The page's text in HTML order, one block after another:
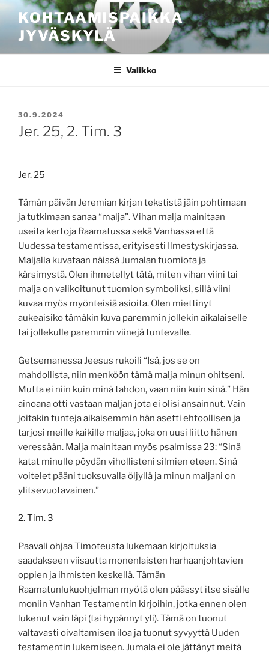
sisältöönKOHTAAMISPAIKKA
JYVÄSKYLÄ
Valikko
JULKAISTU
30.9.2024
Jer. 25, 2. Tim. 3
Jer. 25
Tämän päivän Jeremian kirjan tekstistä jäin pohtimaan
ja tutkimaan sanaa “malja”. Vihan malja mainitaan
useita kertoja Raamatussa sekä Vanhassa että
Uudessa testamentissa, erityisesti Ilmestyskirjassa.
Maljalla kuvataan näissä Jumalan tuomiota ja
kärsimystä. Olen ihmetellyt tätä, miten vihan viini tai
malja on valikoitunut tuomion symboliksi, sillä viini
kuvaa myös myönteisiä asioita. Olen miettinyt
aukeaisiko tämäkin kuva paremmin jollekin aikalaiselle
tai jollekulle paremmin viinejä tuntevalle.
Getsemanessa Jeesus rukoili “Isä, jos se on
mahdollista, niin menköön tämä malja minun ohitseni.
Mutta ei niin kuin minä tahdon, vaan niin kuin sinä.” Hän
ainoana otti vastaan maljan jota ei olisi ansainnut. Vain
joitakin tunteja aikaisemmin hän asetti ehtoollisen ja
tarjosi meille kaikille maljaa, joka on uusi liitto hänen
veressään. Malja mainitaan myös psalmissa 23: “Sinä
katat minulle pöydän vihollisteni silmien eteen. Sinä
voitelet pääni tuoksuvalla öljyllä ja minun maljani on
ylitsevuotavainen.”
2. Tim. 3
Paavali ohjaa Timoteusta lukemaan kirjoituksia
saadakseen viisautta monenlaisten harhaanjohtavien
oppien ja ihmisten keskellä. Tämän
Raamatunlukuohjelman myötä olen päässyt itse sisälle
moniin Vanhan Testamentin kirjoihin, jotka ennen olen
lukenut vain läpi (tai hypännyt yli). Tämä on tuonut
valtavasti oivaltamisen iloa ja tuonut syvyyttä Uuden
testamentin lukemiseen. Jumala ei ole jättänyt meitä